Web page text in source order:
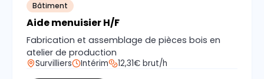
Bâtiment
Aide menuisier H/F
Fabrication et assemblage de pièces bois en
atelier de production
Survilliers Intérim 12,31€ brut/h